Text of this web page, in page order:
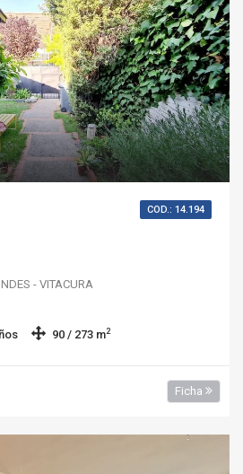
COD.: 14.194
- VITACURA
90 / 273 m2
Ficha